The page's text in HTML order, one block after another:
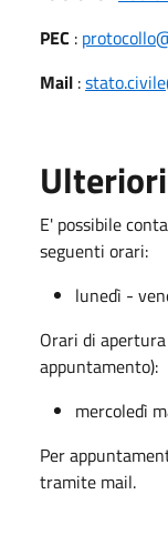
PEC :
Mail :
E' possibile
seguenti orari:
lunedì -
Orari di
appuntamento):
mercoledì
Per
tramite mail.